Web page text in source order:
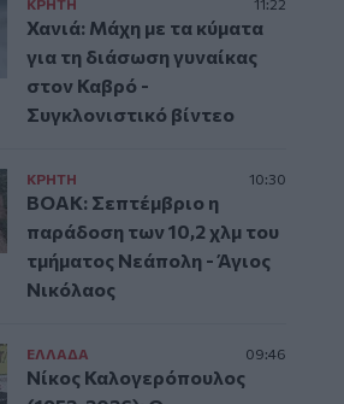
ΚΡΗΤΗ 11:22
Χανιά: Μάχη με τα κύματα
για τη διάσωση γυναίκας
στον Καβρό -
Συγκλονιστικό βίντεο
ΚΡΗΤΗ 10:30
ΒΟΑΚ: Σεπτέμβριο η
παράδοση των 10,2 χλμ του
τμήματος Νεάπολη - Άγιος
Νικόλαος
ΕΛΛAΔΑ 09:46
Νίκος Καλογερόπουλος